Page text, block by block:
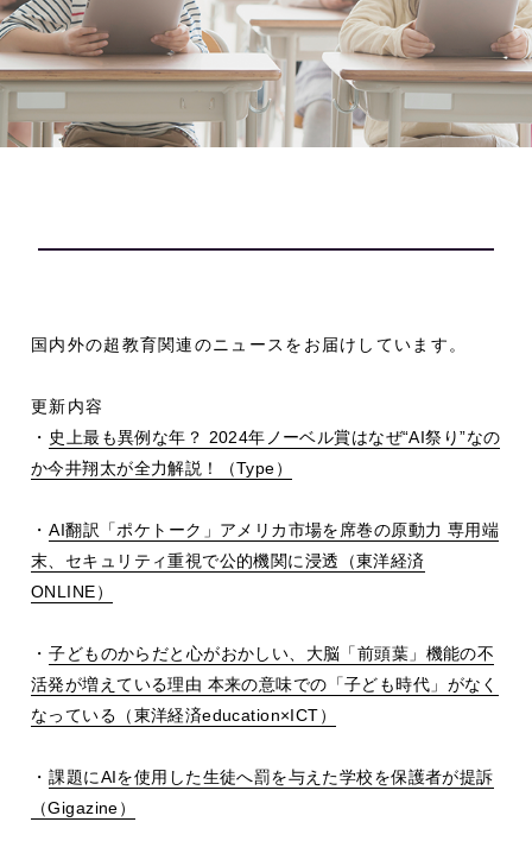
国内外の超教育関連のニュースをお届けしています。
更新内容
・ 史上最も異例な年？ 2024年ノーベル賞はなぜ“AI祭り”なの
か今井翔太が全力解説！（Type）
・AI翻訳「ポケトーク」アメリカ市場を席巻の原動力 専用端
末、セキュリティ重視で公的機関に浸透（東洋経済
ONLINE）
・子どものからだと心がおかしい、大脳「前頭葉」機能の不
活発が増えている理由 本来の意味での「子ども時代」がなく
なっている（東洋経済education×ICT）
・課題にAIを使用した生徒へ罰を与えた学校を保護者が提訴
（Gigazine）